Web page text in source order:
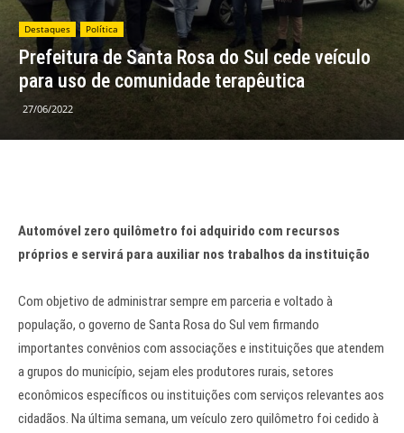
Destaques Política
Prefeitura de Santa Rosa do Sul cede veículo
para uso de comunidade terapêutica
27/06/2022
Automóvel zero quilômetro foi adquirido com recursos
próprios e servirá para auxiliar nos trabalhos da instituição
Com objetivo de administrar sempre em parceria e voltado à
população, o governo de Santa Rosa do Sul vem firmando
importantes convênios com associações e instituições que atendem
a grupos do município, sejam eles produtores rurais, setores
econômicos específicos ou instituições com serviços relevantes aos
cidadãos. Na última semana, um veículo zero quilômetro foi cedido à